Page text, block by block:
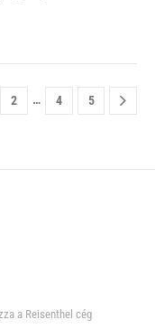
2 … 4 5
a Reisenthel cég